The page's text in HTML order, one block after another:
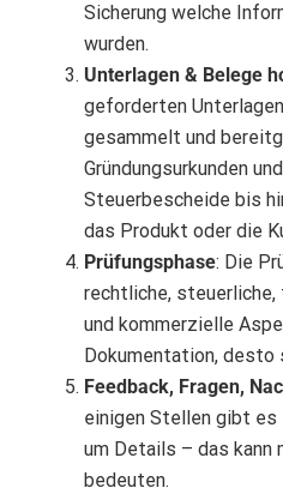
Sicherung welche
wurden.
Unterlagen & Belege
geforderten
gesammelt und
Gründungsurkunden
Steuerbescheide bis
das Produkt oder die
Prüfungsphase: Die
rechtliche,
und kommerzielle
Dokumentation, desto
Feedback, Fragen,
einigen Stellen gibt
um Details – das kann
bedeuten.